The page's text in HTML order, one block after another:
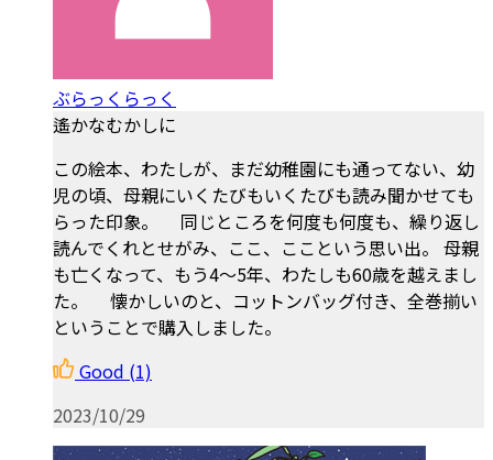
ぶらっくらっく
遙かなむかしに
この絵本、わたしが、まだ幼稚園にも通ってない、幼
児の頃、母親にいくたびもいくたびも読み聞かせても
らった印象。 同じところを何度も何度も、繰り返し
読んでくれとせがみ、ここ、ここという思い出。 母親
も亡くなって、もう4〜5年、わたしも60歳を越えまし
た。 懐かしいのと、コットンバッグ付き、全巻揃い
ということで購入しました。
Good (1)
2023/10/29